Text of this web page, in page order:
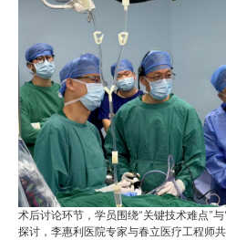
术后讨论环节，学员围绕“关键技术难点”
探讨，李惠利医院专家与春立医疗工程师